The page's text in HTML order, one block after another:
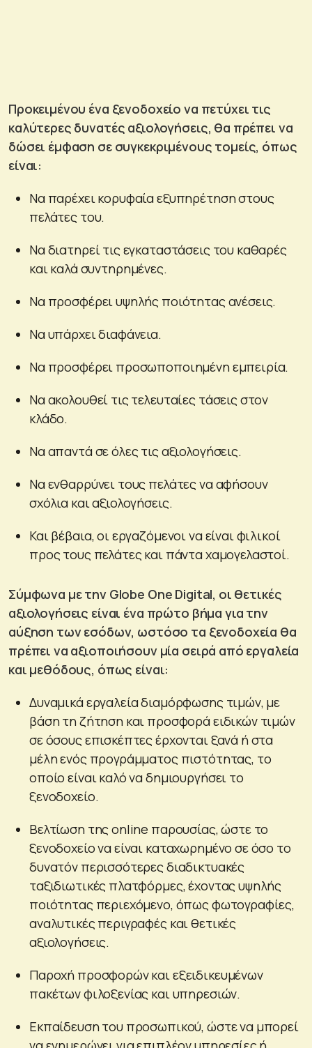
Προκειμένου ένα ξενοδοχείο να πετύχει τις
καλύτερες δυνατές αξιολογήσεις, θα πρέπει να
δώσει έμφαση σε συγκεκριμένους τομείς, όπως
είναι:
Να παρέχει κορυφαία εξυπηρέτηση στους
πελάτες του.
Να διατηρεί τις εγκαταστάσεις του καθαρές
και καλά συντηρημένες.
Να προσφέρει υψηλής ποιότητας ανέσεις.
Να υπάρχει διαφάνεια.
Να προσφέρει προσωποποιημένη εμπειρία.
Να ακολουθεί τις τελευταίες τάσεις στον
κλάδο.
Να απαντά σε όλες τις αξιολογήσεις.
Να ενθαρρύνει τους πελάτες να αφήσουν
σχόλια και αξιολογήσεις.
Και βέβαια, οι εργαζόμενοι να είναι φιλικοί
προς τους πελάτες και πάντα χαμογελαστοί.
Σύμφωνα με την Globe One Digital, οι θετικές
αξιολογήσεις είναι ένα πρώτο βήμα για την
αύξηση των εσόδων, ωστόσο τα ξενοδοχεία θα
πρέπει να αξιοποιήσουν μία σειρά από εργαλεία
και μεθόδους, όπως είναι:
Δυναμικά εργαλεία διαμόρφωσης τιμών, με
βάση τη ζήτηση και προσφορά ειδικών τιμών
σε όσους επισκέπτες έρχονται ξανά ή στα
μέλη ενός προγράμματος πιστότητας, το
οποίο είναι καλό να δημιουργήσει το
ξενοδοχείο.
Βελτίωση της online παρουσίας, ώστε το
ξενοδοχείο να είναι καταχωρημένο σε όσο το
δυνατόν περισσότερες διαδικτυακές
ταξιδιωτικές πλατφόρμες, έχοντας υψηλής
ποιότητας περιεχόμενο, όπως φωτογραφίες,
αναλυτικές περιγραφές και θετικές
αξιολογήσεις.
Παροχή προσφορών και εξειδικευμένων
πακέτων φιλοξενίας και υπηρεσιών.
Εκπαίδευση του προσωπικού, ώστε να μπορεί